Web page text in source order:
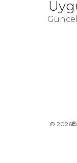
© 2026